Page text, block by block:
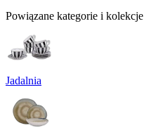
Powiązane kategorie i kolekcje
Jadalnia